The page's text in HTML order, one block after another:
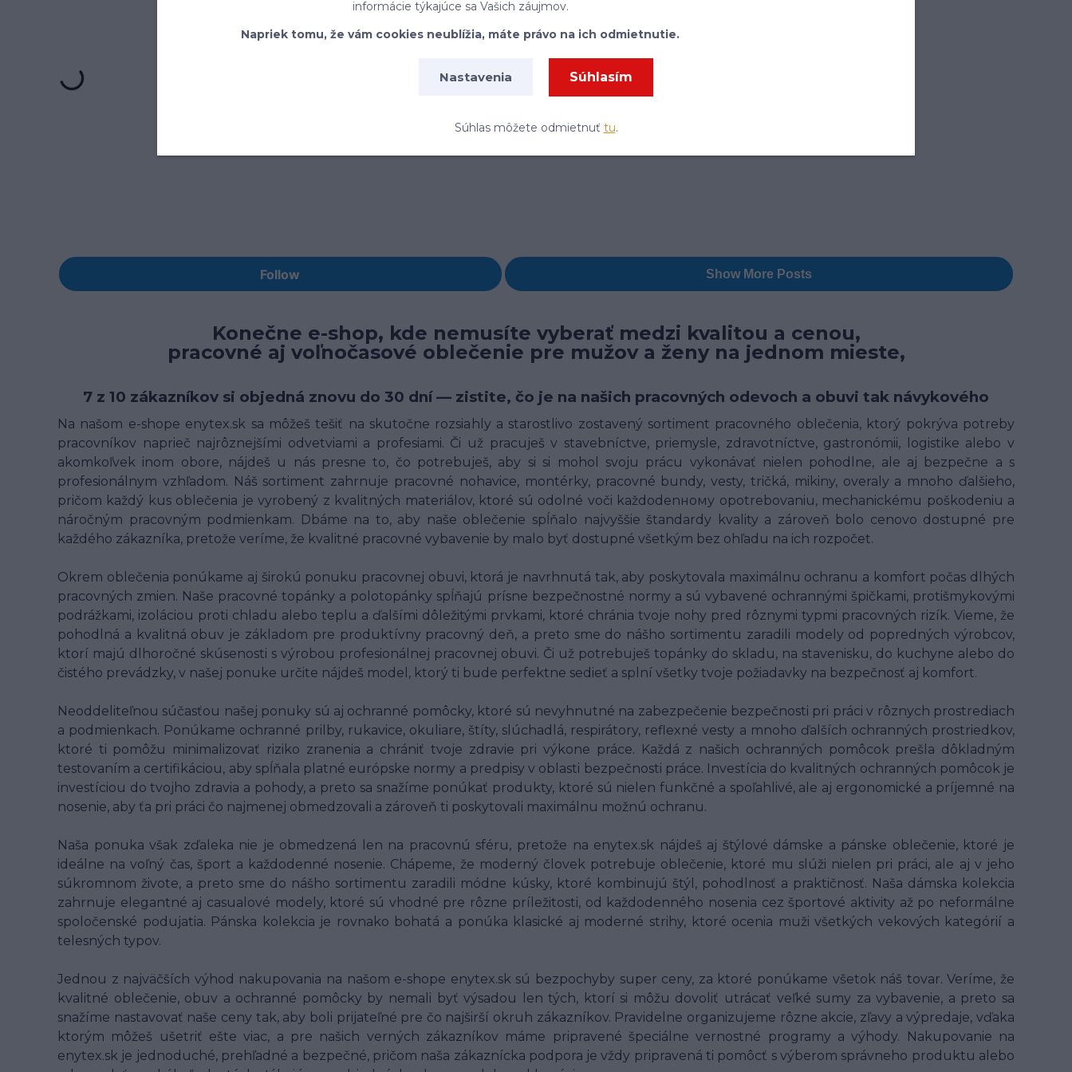
Konečne e-shop, kde nemusíte vyberať medzi kvalitou a cenou,
pracovné aj voľnočasové oblečenie pre mužov a ženy na jednom mieste,
7 z 10 zákazníkov si objedná znovu do 30 dní — zistite, čo je na našich pracovných odevoch a obuvi tak návykového
Na našom e-shope enytex.sk sa môžeš tešiť na skutočne rozsiahly a starostlivo zostavený sortiment pracovného oblečenia, ktorý pokrýva potreby
pracovníkov naprieč najrôznejšími odvetviami a profesiami. Či už pracuješ v stavebníctve, priemysle, zdravotníctve, gastronómii, logistike alebo v
akomkoľvek inom obore, nájdeš u nás presne to, čo potrebuješ, aby si si mohol svoju prácu vykonávať nielen pohodlne, ale aj bezpečne a s
profesionálnym vzhľadom. Náš sortiment zahrnuje pracovné nohavice, montérky, pracovné bundy, vesty, tričká, mikiny, overaly a mnoho ďalšieho,
pričom každý kus oblečenia je vyrobený z kvalitných materiálov, ktoré sú odolné voči každodenному opotrebovaniu, mechanickému poškodeniu a
náročným pracovným podmienkam. Dbáme na to, aby naše oblečenie spĺňalo najvyššie štandardy kvality a zároveň bolo cenovo dostupné pre
každého zákazníka, pretože veríme, že kvalitné pracovné vybavenie by malo byť dostupné všetkým bez ohľadu na ich rozpočet.
Okrem oblečenia ponúkame aj širokú ponuku pracovnej obuvi, ktorá je navrhnutá tak, aby poskytovala maximálnu ochranu a komfort počas dlhých
pracovných zmien. Naše pracovné topánky a polotopánky spĺňajú prísne bezpečnostné normy a sú vybavené ochrannými špičkami, protišmykovými
podrážkami, izoláciou proti chladu alebo teplu a ďalšími dôležitými prvkami, ktoré chránia tvoje nohy pred rôznymi typmi pracovných rizík. Vieme, že
pohodlná a kvalitná obuv je základom pre produktívny pracovný deň, a preto sme do nášho sortimentu zaradili modely od popredných výrobcov,
ktorí majú dlhoročné skúsenosti s výrobou profesionálnej pracovnej obuvi. Či už potrebuješ topánky do skladu, na stavenisku, do kuchyne alebo do
čistého prevádzky, v našej ponuke určite nájdeš model, ktorý ti bude perfektne sedieť a splní všetky tvoje požiadavky na bezpečnosť aj komfort.
Neoddeliteľnou súčasťou našej ponuky sú aj ochranné pomôcky, ktoré sú nevyhnutné na zabezpečenie bezpečnosti pri práci v rôznych prostrediach
a podmienkach. Ponúkame ochranné prilby, rukavice, okuliare, štíty, slúchadlá, respirátory, reflexné vesty a mnoho ďalších ochranných prostriedkov,
ktoré ti pomôžu minimalizovať riziko zranenia a chrániť tvoje zdravie pri výkone práce. Každá z našich ochranných pomôcok prešla dôkladným
testovaním a certifikáciou, aby spĺňala platné európske normy a predpisy v oblasti bezpečnosti práce. Investícia do kvalitných ochranných pomôcok je
investíciou do tvojho zdravia a pohody, a preto sa snažíme ponúkať produkty, ktoré sú nielen funkčné a spoľahlivé, ale aj ergonomické a príjemné na
nosenie, aby ťa pri práci čo najmenej obmedzovali a zároveň ti poskytovali maximálnu možnú ochranu.
Naša ponuka však zďaleka nie je obmedzená len na pracovnú sféru, pretože na enytex.sk nájdeš aj štýlové dámske a pánske oblečenie, ktoré je
ideálne na voľný čas, šport a každodenné nosenie. Chápeme, že moderný človek potrebuje oblečenie, ktoré mu slúži nielen pri práci, ale aj v jeho
súkromnom živote, a preto sme do nášho sortimentu zaradili módne kúsky, ktoré kombinujú štýl, pohodlnosť a praktičnosť. Naša dámska kolekcia
zahrnuje elegantné aj casualové modely, ktoré sú vhodné pre rôzne príležitosti, od každodenného nosenia cez športové aktivity až po neformálne
spoločenské podujatia. Pánska kolekcia je rovnako bohatá a ponúka klasické aj moderné strihy, ktoré ocenia muži všetkých vekových kategórií a
telesných typov.
Jednou z najväčších výhod nakupovania na našom e-shope enytex.sk sú bezpochyby super ceny, za ktoré ponúkame všetok náš tovar. Veríme, že
kvalitné oblečenie, obuv a ochranné pomôcky by nemali byť výsadou len tých, ktorí si môžu dovoliť utrácať veľké sumy za vybavenie, a preto sa
snažíme nastavovať naše ceny tak, aby boli prijateľné pre čo najširší okruh zákazníkov. Pravidelne organizujeme rôzne akcie, zľavy a výpredaje, vďaka
ktorým môžeš ušetriť ešte viac, a pre našich verných zákazníkov máme pripravené špeciálne vernostné programy a výhody. Nakupovanie na
enytex.sk je jednoduché, prehľadné a bezpečné, pričom naša zákaznícka podpora je vždy pripravená ti pomôcť s výberom správneho produktu alebo
informácie týkajúce sa Vašich záujmov.
Napriek tomu, že vám cookies neublížia, máte právo na ich odmietnutie.
Nastavenia Súhlasím
Súhlas môžete odmietnuť tu.